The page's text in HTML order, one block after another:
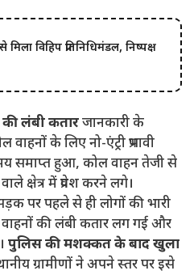
मिला विहिप प्रतिनिधिमंडल, निष्पक्ष
की लंबी कतारजानकारी के
के लिए नो-एंट्री प्रभावी
समाप्त हुआ, कोल वाहन तेजी से
क्षेत्र में प्रवेश करने लगे।
पर पहले से ही लोगों की भारी
की लंबी कतार लग गई और
पुलिस की मशक्कत के बाद खुला
ग्रामीणों ने अपने स्तर पर इसे